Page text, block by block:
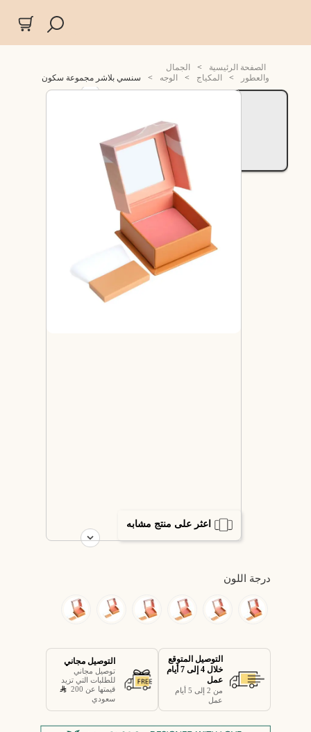
الصفحة الرئيسية >
الجمال
والعطور
> المكياج > الوجه > سنسي بلاشر مجموعة سكون
اعثر على منتج مشابه
درجة اللون
التوصيل المتوقع
خلال 4 إلى 7 أيام
عمل
من 2 إلى 5 أيام
عمل
التوصيل مجاني
توصيل مجاني
للطلبات التي تزيد
قيمتها عن 200
سعودي